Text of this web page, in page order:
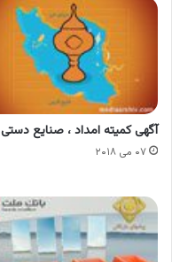
آگهی کمیته امداد ، صنایع دستی
۰۷ می ۲۰۱۸